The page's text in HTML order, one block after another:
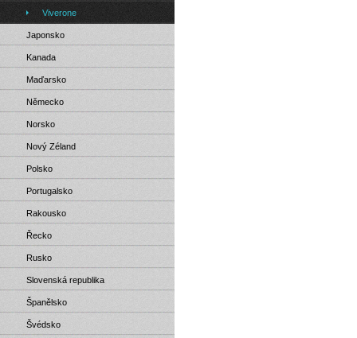
Viverone
Japonsko
Kanada
Maďarsko
Německo
Norsko
Nový Zéland
Polsko
Portugalsko
Rakousko
Řecko
Rusko
Slovenská republika
Španělsko
Švédsko